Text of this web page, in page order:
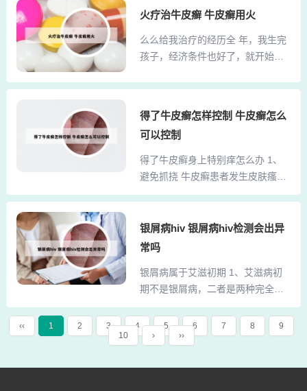
常用药物有二花（金银花）、黄
等，这些药物能够清热解毒，凉血
消肿，有助于减轻牛皮癣的红肿热
痛症状。3、常用药物包括当...
治牛皮癣。长期或不当使用会导致
赖性皮炎等副作用，甚至诱发红皮
病型或脓疱型牛皮癣等重症。需严
癣（寻常性银屑病），可通过以下
方式科学应对：外用药物治疗在医
三醇软膏、他卡西醇软膏，这类药
物可抑制皮肤细胞过度增殖，减轻
炎症并去除鳞屑。若伴随剧...
火疗治牛皮癣 牛皮癣用火
么么给我治疗的经历全 年，我生完
孩子，经济条件也好了，就开始关
通过背部疏通经络治疗的医院，我
了，但效果并不好。后来，我又尝
试了火疗，用在头部也有效果，但
复发太快。我花了好多钱开始治
疗，确实服药了，但效果并不好。
也有效果，但复发太快。鉴于这种
方法不需要内服药，且能暂时控制
止大面积复发的备用方案。混合痔
治疗经历记录与分享 病情背景 我患
有混合痔已经三年多了，期间一...
得了牛皮癣怎样控制 牛皮癣怎么
可以控制
得了牛皮癣身上特别痒怎么办 1、
避免抓挠 牛皮癣患者发生皮肤瘙痒
时，一定要避免抓挠。使劲搔抓皮
能导致皮损扩散或感染。发痒时可
适当拍打，以缓解瘙痒感。使用止
专业医生，由医生开具适合的外用
止痒药膏。2、保持皮肤湿润：使用
无刺激的保湿剂（如含尿素、神经
酰胺的产品），洗澡后立即涂抹，
重点护理腿部、手臂等易干燥部
银屑病hiv 银屑病hiv检测会出异
常吗
银屑病属于艾滋初期 1、艾滋病初
期不是银屑病，二者是两种完全不
同的疾病。从病因上看，艾滋病是
由人类免疫缺陷病毒（HIV）感染引
发的传染病。HIV主要攻击人体的免
导致免疫功能逐渐丧失，最终引发
‹‹ 1 2 3 4 5 6 7 8
9
10
› ››